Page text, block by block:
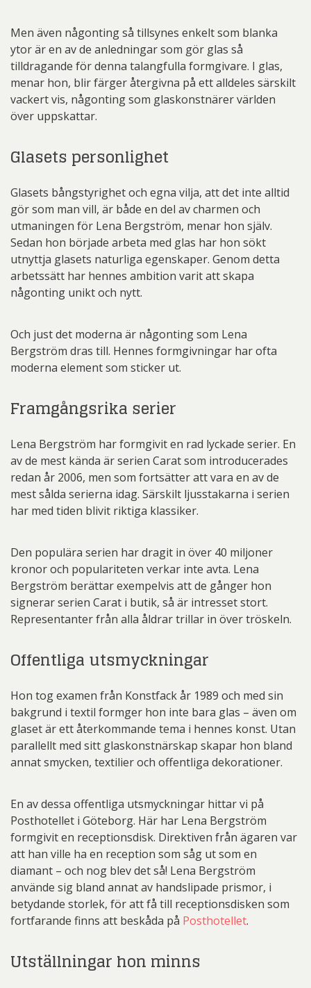
Men även någonting så tillsynes enkelt som blanka
ytor är en av de anledningar som gör glas så
tilldragande för denna talangfulla formgivare. I glas,
menar hon, blir färger återgivna på ett alldeles särskilt
vackert vis, någonting som glaskonstnärer världen
över uppskattar.
Glasets personlighet
Glasets bångstyrighet och egna vilja, att det inte alltid
gör som man vill, är både en del av charmen och
utmaningen för Lena Bergström, menar hon själv.
Sedan hon började arbeta med glas har hon sökt
utnyttja glasets naturliga egenskaper. Genom detta
arbetssätt har hennes ambition varit att skapa
någonting unikt och nytt.
Och just det moderna är någonting som Lena
Bergström dras till. Hennes formgivningar har ofta
moderna element som sticker ut.
Framgångsrika serier
Lena Bergström har formgivit en rad lyckade serier. En
av de mest kända är serien Carat som introducerades
redan år 2006, men som fortsätter att vara en av de
mest sålda serierna idag. Särskilt ljusstakarna i serien
har med tiden blivit riktiga klassiker.
Den populära serien har dragit in över 40 miljoner
kronor och populariteten verkar inte avta. Lena
Bergström berättar exempelvis att de gånger hon
signerar serien Carat i butik, så är intresset stort.
Representanter från alla åldrar trillar in över tröskeln.
Offentliga utsmyckningar
Hon tog examen från Konstfack år 1989 och med sin
bakgrund i textil formger hon inte bara glas – även om
glaset är ett återkommande tema i hennes konst. Utan
parallellt med sitt glaskonstnärskap skapar hon bland
annat smycken, textilier och offentliga dekorationer.
En av dessa offentliga utsmyckningar hittar vi på
Posthotellet i Göteborg. Här har Lena Bergström
formgivit en receptionsdisk. Direktiven från ägaren var
att han ville ha en reception som såg ut som en
diamant – och nog blev det så! Lena Bergström
använde sig bland annat av handslipade prismor, i
betydande storlek, för att få till receptionsdisken som
fortfarande finns att beskåda på Posthotellet.
Utställningar hon minns